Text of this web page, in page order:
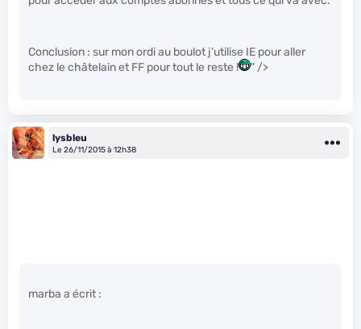
Conclusion : sur mon ordi au boulot j’utilise IE pour aller
chez le châtelain et FF pour tout le reste !
" />
lysbleu
Le 26/11/2015 à 12h38
marba a écrit :